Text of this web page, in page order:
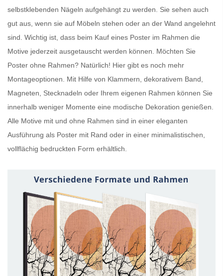
selbstklebenden Nägeln aufgehängt zu werden. Sie sehen auch
gut aus, wenn sie auf Möbeln stehen oder an der Wand angelehnt
sind. Wichtig ist, dass beim Kauf eines Poster im Rahmen die
Motive jederzeit ausgetauscht werden können. Möchten Sie
Poster ohne Rahmen? Natürlich! Hier gibt es noch mehr
Montageoptionen. Mit Hilfe von Klammern, dekorativem Band,
Magneten, Stecknadeln oder Ihrem eigenen Rahmen können Sie
innerhalb weniger Momente eine modische Dekoration genießen.
Alle Motive mit und ohne Rahmen sind in einer eleganten
Ausführung als Poster mit Rand oder in einer minimalistischen,
vollflächig bedruckten Form erhältlich.